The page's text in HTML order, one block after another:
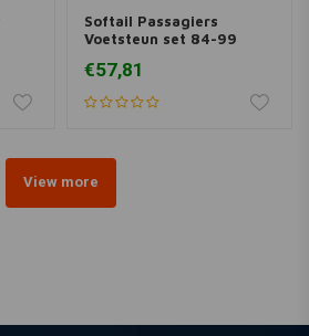
Softail Passagiers
Voetsteun set 84-99
€57,81
View more